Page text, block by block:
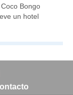
Bongo
un hotel